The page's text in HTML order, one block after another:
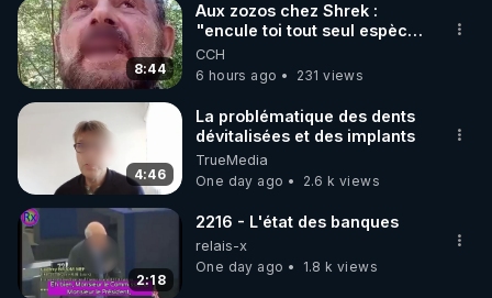
8:44
Aux zozos chez Shrek :
"encule toi tout seul espèce
de mal polish"
CCH
6 hours ago
231 views
4:46
La problématique des dents
dévitalisées et des implants
TrueMedia
One day ago
2.6 k views
2:18
2216 - L'état des banques
relais-x
One day ago
1.8 k views